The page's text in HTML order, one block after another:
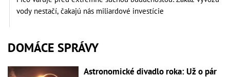
vody nestačí, čakajú nás miliardové investície
DOMÁCE SPRÁVY
Astronomické divadlo roka: Už o pár